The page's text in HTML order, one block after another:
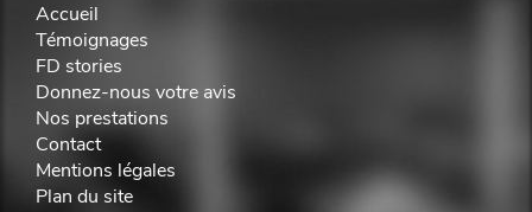
Accueil
Témoignages
FD stories
Donnez-nous votre avis
Nos prestations
Contact
Mentions légales
Plan du site